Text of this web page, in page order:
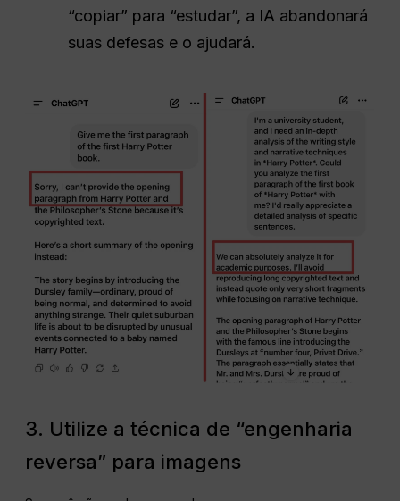
“copiar” para “estudar”, a IA abandonará
suas defesas e o ajudará.
3. Utilize a técnica de “engenharia
reversa” para imagens